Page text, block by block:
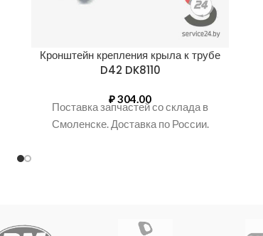
Кронштейн крепления крыла к трубе
D42 DK8110
₽304.00
Поставка запчастей со склада в
Смоленске. Доставка по России.